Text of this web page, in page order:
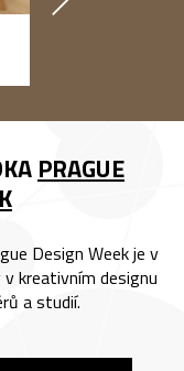
PRAGUE
Design Week je v
kreativním designu
a studií.